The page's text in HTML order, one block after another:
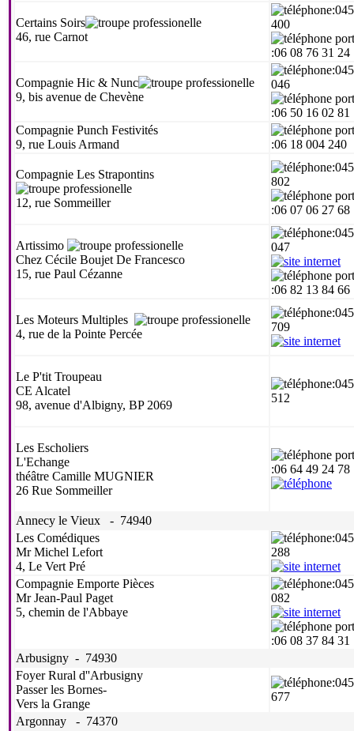
Certains Soirs
46, rue Carnot
400
:06 08 76 31 24
Compagnie Hic & Nunc
9, bis avenue de Chevène
046
:06 50 16 02 81
Compagnie Punch Festivités
9, rue Louis Armand
:06 18 004 240
Compagnie Les Strapontins
12, rue Sommeiller
802
:06 07 06 27 68
Artissimo
Chez Cécile Boujet De Francesco
15, rue Paul Cézanne
047
:06 82 13 84 66
Les Moteurs Multiples
4, rue de la Pointe Percée
709
Le P'tit Troupeau
CE Alcatel
98, avenue d'Albigny, BP 2069
512
Les Escholiers
L'Echange
théâtre Camille MUGNIER
26 Rue Sommeiller
:06 64 49 24 78
Annecy le Vieux - 74940
Les Comédiques
Mr Michel Lefort
4, Le Vert Pré
288
Compagnie Emporte Pièces
Mr Jean-Paul Paget
5, chemin de l'Abbaye
082
:06 08 37 84 31
Arbusigny - 74930
Foyer Rural d''Arbusigny
Passer les Bornes-
Vers la Grange
677
Argonnay - 74370